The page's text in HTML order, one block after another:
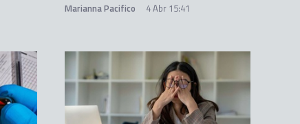
Marianna Pacifico 4 Abr 15:41